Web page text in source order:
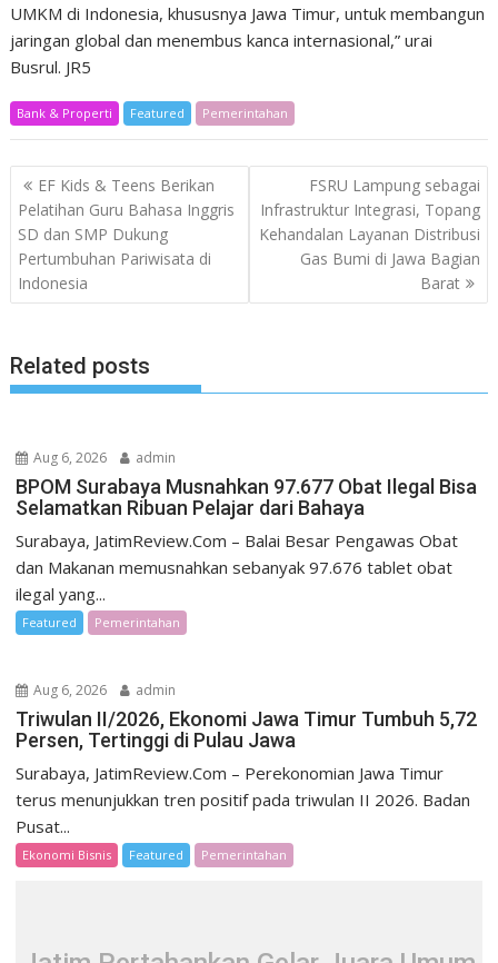
UMKM di Indonesia, khususnya Jawa Timur, untuk membangun
jaringan global dan menembus kanca internasional,” urai
Busrul. JR5
Bank & Properti Featured Pemerintahan
Post
navigation
EF Kids & Teens Berikan
Pelatihan Guru Bahasa Inggris
SD dan SMP Dukung
Pertumbuhan Pariwisata di
Indonesia
FSRU Lampung sebagai
Infrastruktur Integrasi, Topang
Kehandalan Layanan Distribusi
Gas Bumi di Jawa Bagian
Barat
Related posts
Aug 6, 2026 admin
BPOM Surabaya Musnahkan 97.677 Obat Ilegal Bisa
Selamatkan Ribuan Pelajar dari Bahaya
Surabaya, JatimReview.Com – Balai Besar Pengawas Obat
dan Makanan memusnahkan sebanyak 97.676 tablet obat
ilegal yang...
Featured Pemerintahan
Aug 6, 2026 admin
Triwulan II/2026, Ekonomi Jawa Timur Tumbuh 5,72
Persen, Tertinggi di Pulau Jawa
Surabaya, JatimReview.Com – Perekonomian Jawa Timur
terus menunjukkan tren positif pada triwulan II 2026. Badan
Pusat...
Ekonomi Bisnis Featured Pemerintahan